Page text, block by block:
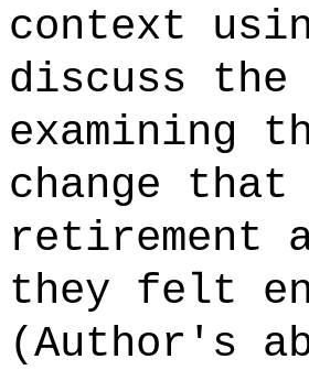
context
discuss
examining
change that
retirement
they felt
(Author's